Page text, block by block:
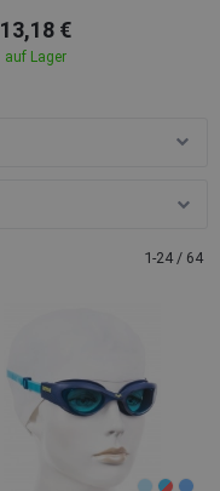
13,18 €
auf Lager
1-24 / 64